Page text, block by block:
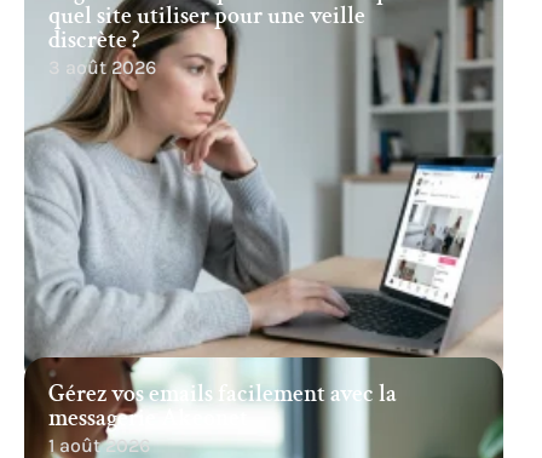
quel site utiliser pour une veille
discrète ?
3 août 2026
Gérez vos emails facilement avec la
messagerie Akeonet
1 août 2026